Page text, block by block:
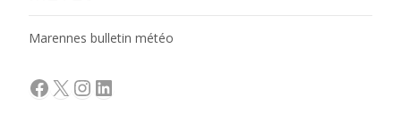
Marennes bulletin météo
Facebook
X Instagram
LinkedIn